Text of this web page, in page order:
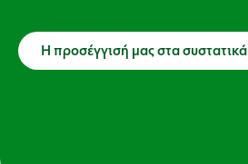
Η προσέγγισή μας στα συστατικά